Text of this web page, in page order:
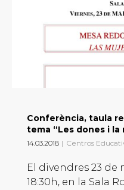
Conferència, taula
tema “Les dones i la
14.03.2018 | Centros
El divendres 23 de
18:30h, en la Sala